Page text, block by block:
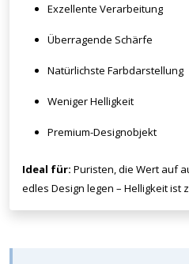
Exzellente Verarbeitung
Überragende Schärfe
Natürlichste Farbdarstellung
Weniger Helligkeit
Premium-Designobjekt
Ideal für: Puristen, die Wert auf
edles Design legen – Helligkeit ist